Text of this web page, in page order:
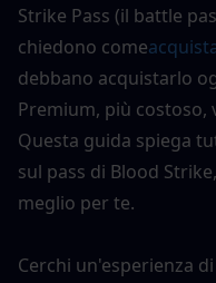
Strike Pass (il battle
chiedono come
debbano acquistarlo
Premium, più costoso,
Questa guida spiega
sul pass di Blood
meglio per te.
Cerchi un'esperienza